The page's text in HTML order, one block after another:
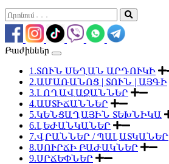
Բաժիններ
1.ՏՈՒՆ ՍԵՂԱՆ ԱՐԴՈՒԿԻ
2.ԱՄԱՌԱՆՈՑ | ՏՈՒՆ | ԱՅԳԻ
3.ԼՈՂԱՎԱԶԱՆՆԵՐ
4.ԱՍՏԻՃԱՆՆԵՐ
5.ԿԵՆՑԱՂԱՅԻՆ ՏԵԽՆԻԿԱ
6.ԼԵԺԱՆԿԱՆԵՐ
7.ՎՐԱՆՆԵՐ / ՊԱԼԱՏԿԱՆԵՐ
8.ՍՈՒՐՃԻ ԲԱԺԱԿՆԵՐ
9.ՍՐՃԵՓՆԵՐ